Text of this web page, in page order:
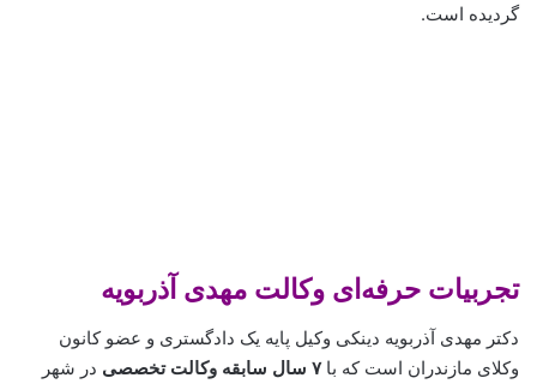
گردیده است.
تجربیات حرفه‌ای وکالت مهدی آذربویه
دکتر مهدی آذربویه دینکی وکیل پایه یک دادگستری و عضو کانون
وکلای مازندران است که با۷ سال سابقه وکالت تخصصی
در شهر